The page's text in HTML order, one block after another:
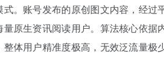
。账号发布的原创图文内容，经
原生资讯阅读用户。算法核心依
体用户精准度极高，无效泛流量